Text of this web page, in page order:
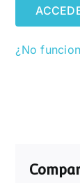
¿No